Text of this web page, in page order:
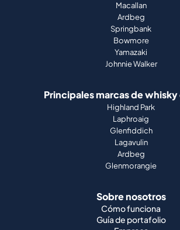
Macallan
Ardbeg
Springbank
Bowmore
Yamazaki
Johnnie Walker
Principales marcas de
Highland Park
Laphroaig
Glenfiddich
Lagavulin
Ardbeg
Glenmorangie
Sobre nosotros
Cómo funciona
Guía de portafolio